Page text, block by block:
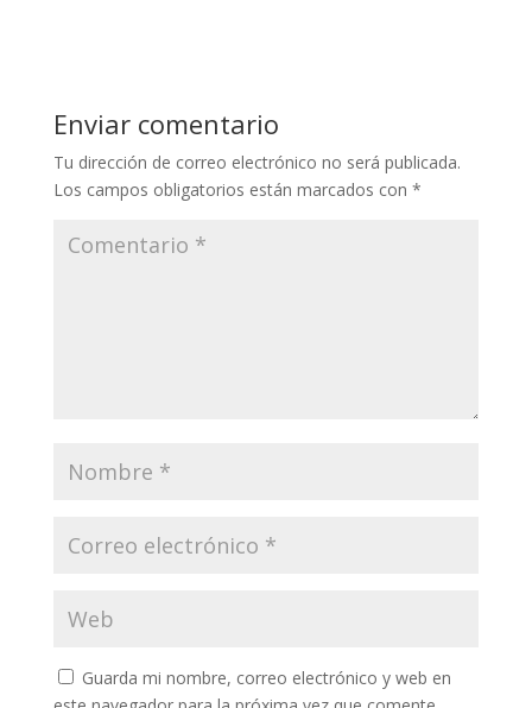
Enviar comentario
Tu dirección de correo electrónico no será publicada.
Los campos obligatorios están marcados con *
Guarda mi nombre, correo electrónico y web en